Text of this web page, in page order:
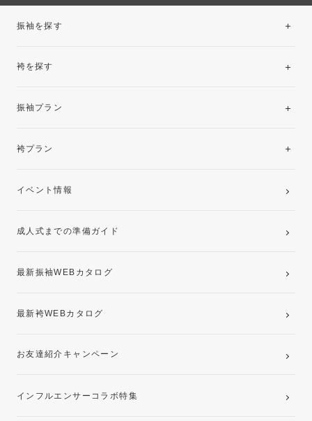
振袖を探す
袴を探す
振袖プラン
レンタルプラン
袴プラン
卒業袴レンタルプラン
イベント情報
成人式までの準備ガイド
最新振袖WEBカタログ
最新袴WEBカタログ
お友達紹介キャンペーン
インフルエンサーコラボ特集